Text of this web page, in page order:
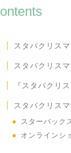
スタバクリス
スタバクリス
『スタバクリ
スタバクリス
スターバック
オンラインシ